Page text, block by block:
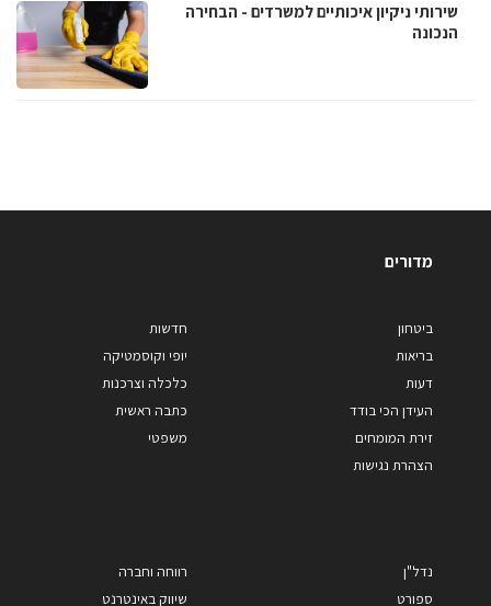
שירותי ניקיון איכותיים למשרדים - הבחירה
הנכונה
מדורים
ביטחון
בריאות
דעות
העידן הכי בודד
זירת המומחים
הצהרת נגישות
חדשות
יופי וקוסמטיקה
כלכלה וצרכנות
כתבה ראשית
משפטי
נדל"ן
ספורט
רווחה וחברה
שיווק באינטרנט